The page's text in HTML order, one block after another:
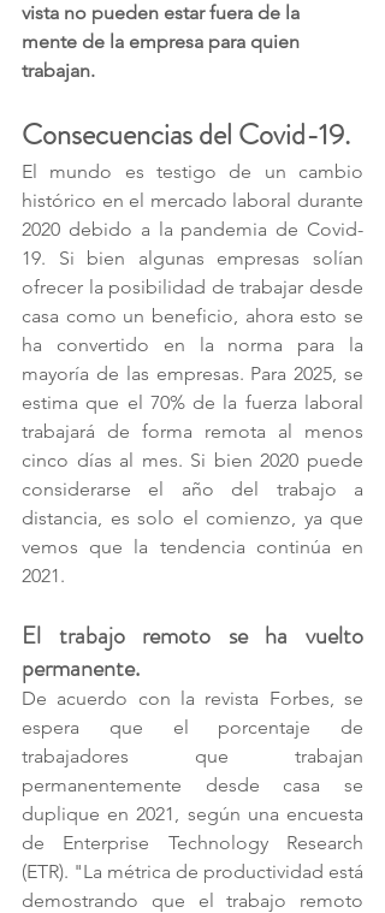
vista no pueden estar fuera de la
mente de la empresa para quien
trabajan.
Consecuencias del Covid-19.
El mundo es testigo de un cambio
histórico en el mercado laboral durante
2020 debido a la pandemia de Covid-
19. Si bien algunas empresas solían
ofrecer la posibilidad de trabajar desde
casa como un beneficio, ahora esto se
ha convertido en la norma para la
mayoría de las empresas. Para 2025, se
estima que el 70% de la fuerza laboral
trabajará de forma remota al menos
cinco días al mes. Si bien 2020 puede
considerarse el año del trabajo a
distancia, es solo el comienzo, ya que
vemos que la tendencia continúa en
2021.
El trabajo remoto se ha vuelto
permanente.
De acuerdo con la revista Forbes, se
espera que el porcentaje de
trabajadores que trabajan
permanentemente desde casa se
duplique en 2021, según una encuesta
de Enterprise Technology Research
(ETR). "La métrica de productividad está
demostrando que el trabajo remoto